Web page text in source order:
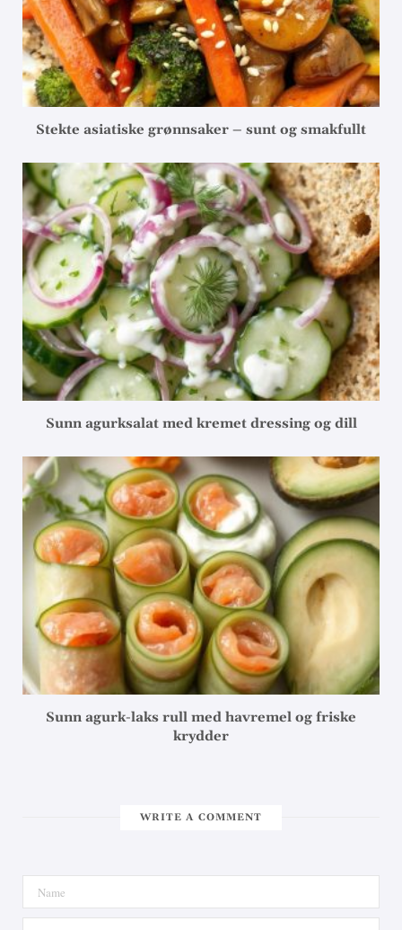
Stekte asiatiske grønnsaker – sunt og smakfullt
Sunn agurksalat med kremet dressing og dill
Sunn agurk-laks rull med havremel og friske
krydder
WRITE A COMMENT